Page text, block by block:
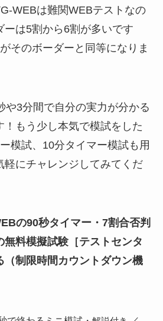
WEBは難関WEBテストなの
ーは5割から6割が多いです
そのボーダーと同等になりま
や3分間で自分の実力が分かる
！もう少し本気で模試をした
模試、10分タイマー模試も用
軽にチャレンジしてみてくだ
の90秒タイマー・7割合否判
無料模擬試験［テストセンタ
（制限時間カウントダウン機